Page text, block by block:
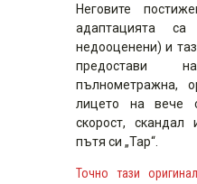
Неговите
адаптацията
недооценени) и
предостави
пълнометражна,
лицето на вече
скорост,
пътя си „Тар“.
Точно тази